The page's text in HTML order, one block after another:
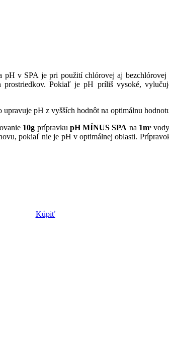
pH v SPA je pri použití chlórovej aj
Pokiaľ je pH príliš vysoké,
upravuje pH z vyšších hodnôt na optimálnu
10g prípravku pH MÍNUS SPA na 1m³
pokiaľ nie je pH v optimálnej oblasti.
Kúpiť